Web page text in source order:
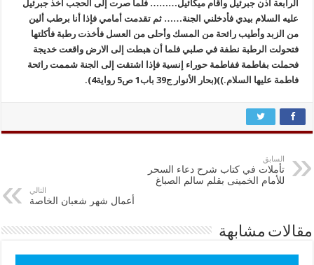
الرابعة أذن جبرئيل وأقام ميكائيل……… فلما صرت إلى الحجب أخذ جبرئيل
عليه السلام بيدي فأدخلني الجنة…… ثم تقدمت أمامي فإذا أنا برطب ألين
من الزبد وأطيب رائحة من المسك وأحلى من العسل فأخذت رطبة فأكلتها
فتحولت الرطبة نطفة في صلبي فلما أن هبطت إلى الارض واقعت خديجة
فحملت بفاطمة ففاطمة حوراء إنسية فإذا اشتقت إلى الجنة شممت رائحة
فاطمة عليها السلام.))(بحار الأنوار ج39 باب1 ص5 رواية4).
السابق
تأملات في كتاب شرح دعاء السحر
للأمام الخمينى بقلم سالم الصباغ
التالي
أعمال شهر شعبان الخاصة
مقالات مشابهة